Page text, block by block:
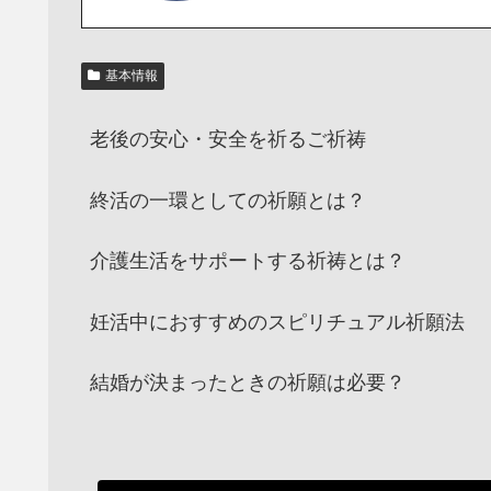
基本情報
老後の安心・安全を祈るご祈祷
終活の一環としての祈願とは？
介護生活をサポートする祈祷とは？
妊活中におすすめのスピリチュアル祈願法
結婚が決まったときの祈願は必要？